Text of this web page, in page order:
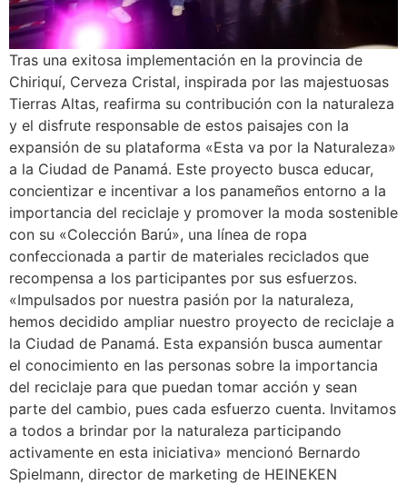
Tras una exitosa implementación en la provincia de
Chiriquí, Cerveza Cristal, inspirada por las majestuosas
Tierras Altas, reafirma su contribución con la naturaleza
y el disfrute responsable de estos paisajes con la
expansión de su plataforma «Esta va por la Naturaleza»
a la Ciudad de Panamá. Este proyecto busca educar,
concientizar e incentivar a los panameños entorno a la
importancia del reciclaje y promover la moda sostenible
con su «Colección Barú», una línea de ropa
confeccionada a partir de materiales reciclados que
recompensa a los participantes por sus esfuerzos.
«Impulsados por nuestra pasión por la naturaleza,
hemos decidido ampliar nuestro proyecto de reciclaje a
la Ciudad de Panamá. Esta expansión busca aumentar
el conocimiento en las personas sobre la importancia
del reciclaje para que puedan tomar acción y sean
parte del cambio, pues cada esfuerzo cuenta. Invitamos
a todos a brindar por la naturaleza participando
activamente en esta iniciativa» mencionó Bernardo
Spielmann, director de marketing de HEINEKEN